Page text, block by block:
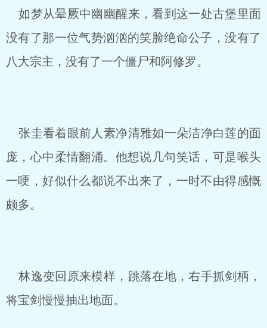
如梦从晕厥中幽幽醒来，看到这一处古堡里面
没有了那一位气势汹汹的笑脸绝命公子，没有了
八大宗主，没有了一个僵尸和阿修罗。
张圭看着眼前人素净清雅如一朵洁净白莲的面
庞，心中柔情翻涌。他想说几句笑话，可是喉头
一哽，好似什么都说不出来了，一时不由得感慨
颇多。
林逸变回原来模样，跳落在地，右手抓剑柄，
将宝剑慢慢抽出地面。